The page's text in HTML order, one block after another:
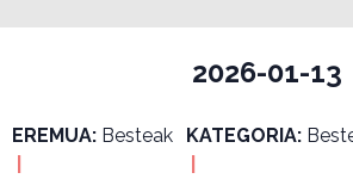
2026-01-13
EREMUA: Besteak
KATEGORIA: